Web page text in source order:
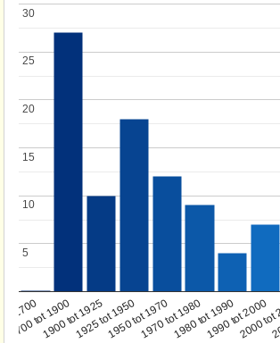
1700
1700 tot 1900
1900 tot 19251925 tot 19501950 tot 19701970 tot 19801980 tot 19901990 tot 2000
2000
5
5
10
10
15
15
20
20
25
25
30
30